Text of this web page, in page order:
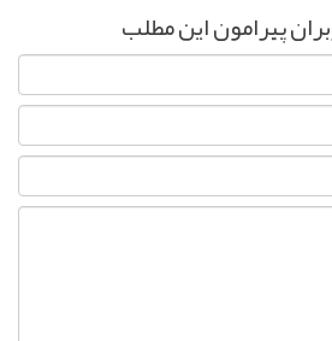
پیرامون این مطلب